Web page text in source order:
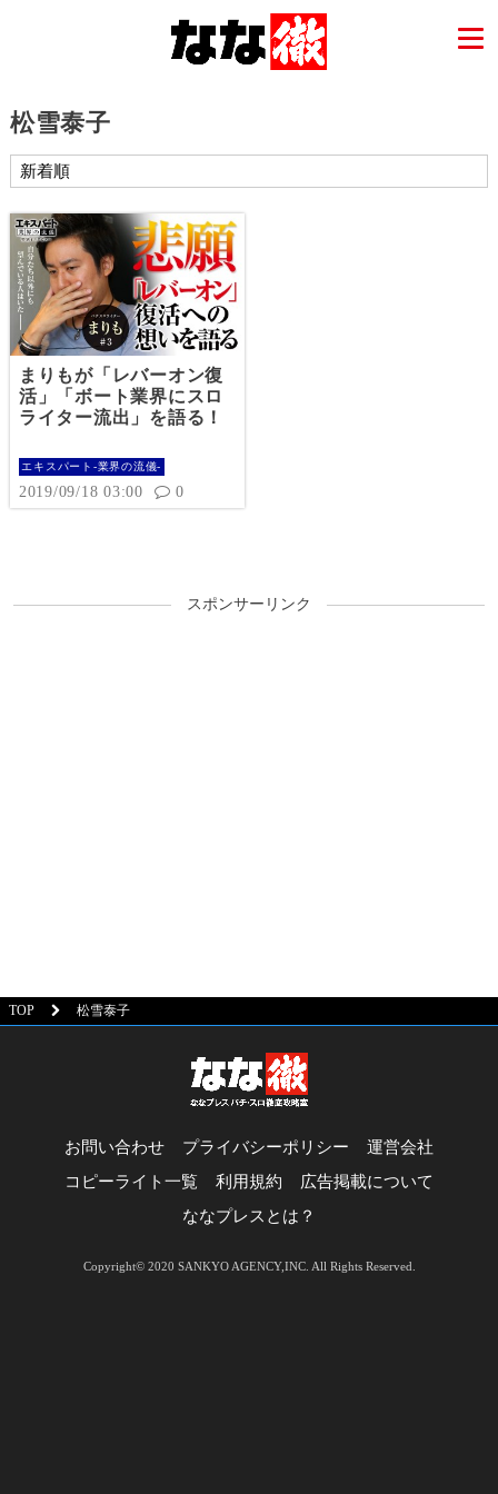
松雪泰子
まりもが「レバーオン復
活」「ボート業界にスロ
ライター流出」を語る！
エキスパート-業界の流儀-
2019/09/18 03:00 0
スポンサーリンク
TOP 松雪泰子
お問い合わせ プライバシーポリシー
運営会社
コピーライト一覧
利用規約
広告掲載について
ななプレスとは？
Copyright© 2020 SANKYO AGENCY,INC. All Rights Reserved.